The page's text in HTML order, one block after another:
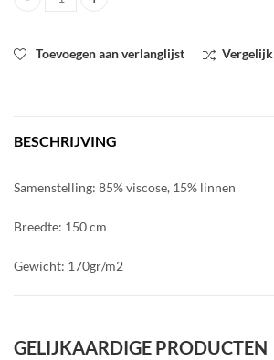
Jungle linnen quantity
Toevoegen aan verlanglijst Vergelijk
BESCHRIJVING
Samenstelling: 85% viscose, 15% linnen
Breedte: 150 cm
Gewicht: 170gr/m2
GELIJKAARDIGE PRODUCTEN